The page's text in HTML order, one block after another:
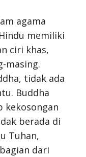
agama
memiliki
ciri khas,
masing.
tidak ada
Buddha
kekosongan
berada di
Tuhan,
dari